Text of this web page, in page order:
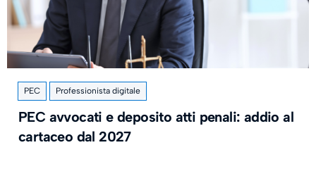
PEC Professionista digitale
PEC avvocati e deposito atti penali: addio al
cartaceo dal 2027